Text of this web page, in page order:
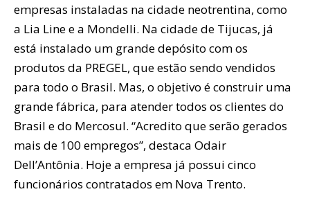
empresas instaladas na cidade neotrentina, como
a Lia Line e a Mondelli. Na cidade de Tijucas, já
está instalado um grande depósito com os
produtos da PREGEL, que estão sendo vendidos
para todo o Brasil. Mas, o objetivo é construir uma
grande fábrica, para atender todos os clientes do
Brasil e do Mercosul. “Acredito que serão gerados
mais de 100 empregos”, destaca Odair
Dell’Antônia. Hoje a empresa já possui cinco
funcionários contratados em Nova Trento.